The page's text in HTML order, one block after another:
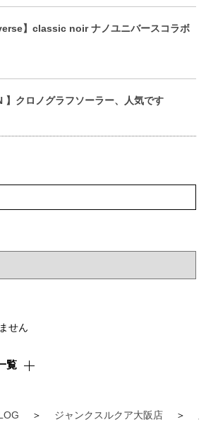
ジャンクスルクア大阪店
】classic noir ナノユニバースコラボ
】クロノグラフソーラー、人気です
せん
覧